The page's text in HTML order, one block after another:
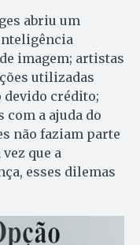
abriu um
imagem; artistas
utilizadas
devido crédito;
com a ajuda do
não faziam parte
que a
esses dilemas